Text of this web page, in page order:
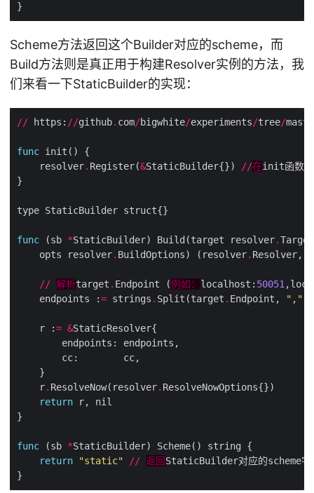
Scheme方法返回这个Builder对应的scheme，而
Build方法则是真正用于构建Resolver实例的方法，我
们来看一下StaticBuilder的实现：
// https: //github. com/bigwhite/experiments/tree/
func
    resolver
. Register(&StaticBuilder{}) //在
func (sb *StaticBuilder) Build(target resolver.
    opts resolver
. BuildOptions) (resolver.
// 解析target . Endpoint (例如： localhost: 50051
    endpoints :
= strings . Split(target . Endpoint, ","
    r :
= &
    r
. ResolveNow(resolver.
return
func (sb *
return
"static" // 返回